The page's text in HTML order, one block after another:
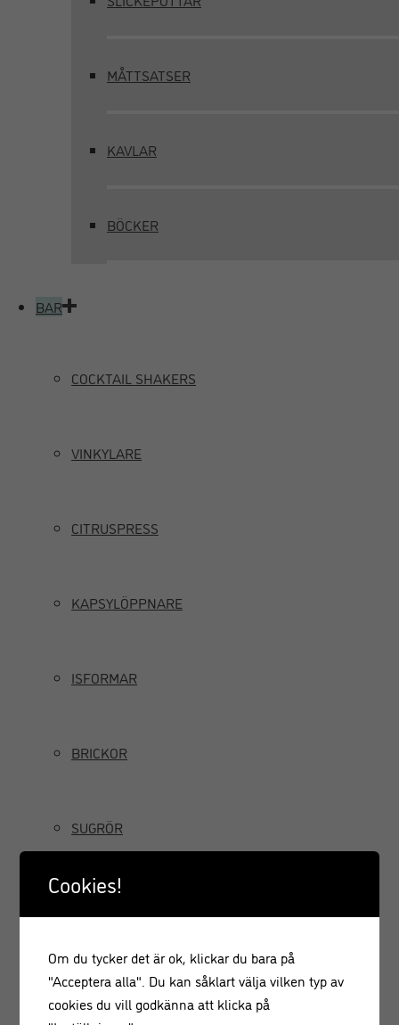
MÅTTSATSER
KAVLAR
BÖCKER
BAR
COCKTAIL SHAKERS
VINKYLARE
CITRUSPRESS
KAPSYLÖPPNARE
ISFORMAR
BRICKOR
SUGRÖR
GRÄDDSIFONER
Cookies!
Om du tycker det är ok, klickar du bara på
"Acceptera alla". Du kan såklart välja vilken typ av
cookies du vill godkänna att klicka på